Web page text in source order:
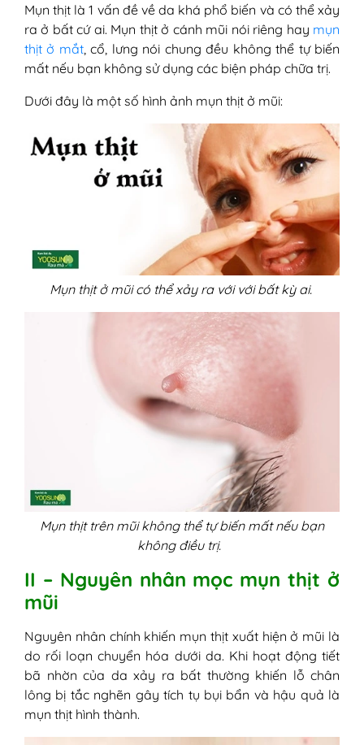
Mụn thịt là 1 vấn đề về da khá phổ biến và có thể xảy
ra ở bất cứ ai. Mụn thịt ở cánh mũi nói riêng hay mụn
thịt ở mắt, cổ, lưng nói chung đều không thể tự biến
mất nếu bạn không sử dụng các biện pháp chữa trị.
Dưới đây là một số hình ảnh mụn thịt ở mũi:
Mụn thịt ở mũi có thể xảy ra với với bất kỳ ai.
Mụn thịt trên mũi không thể tự biến mất nếu bạn
không điều trị.
II – Nguyên nhân mọc mụn thịt ở
mũi
Nguyên nhân chính khiến mụn thịt xuất hiện ở mũi là
do rối loạn chuyển hóa dưới da. Khi hoạt động tiết
bã nhờn của da xảy ra bất thường khiến lỗ chân
lông bị tắc nghẽn gây tích tụ bụi bẩn và hậu quả là
mụn thịt hình thành.